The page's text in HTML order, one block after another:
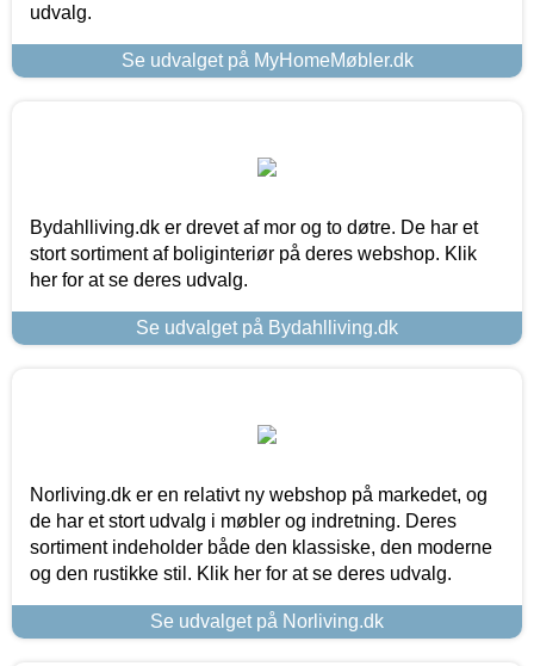
udvalg.
Se udvalget på MyHomeMøbler.dk
Bydahlliving.dk er drevet af mor og to døtre. De har et
stort sortiment af boliginteriør på deres webshop. Klik
her for at se deres udvalg.
Se udvalget på Bydahlliving.dk
Norliving.dk er en relativt ny webshop på markedet, og
de har et stort udvalg i møbler og indretning. Deres
sortiment indeholder både den klassiske, den moderne
og den rustikke stil. Klik her for at se deres udvalg.
Se udvalget på Norliving.dk